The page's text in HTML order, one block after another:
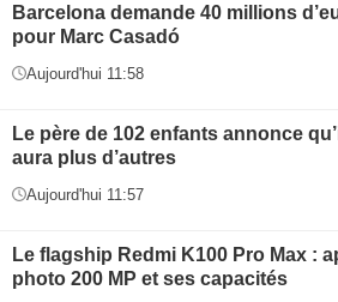
Barcelona demande 40 millions
pour Marc Casadó
Aujourd'hui 11:58
Le père de 102 enfants annonce
aura plus d’autres
Aujourd'hui 11:57
Le flagship Redmi K100 Pro Max :
photo 200 MP et ses capacités